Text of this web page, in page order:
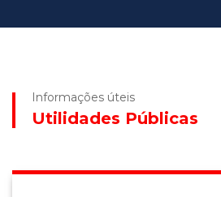
Informações úteis
Utilidades Públicas